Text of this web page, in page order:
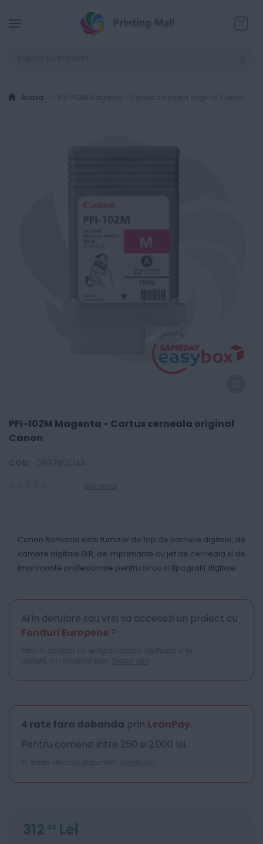
Acasă PFI-102M Magenta - Cartus cerneala original Canon
PFI-102M Magenta - Cartus cerneala original
Canon
Canon Romania este furnizor de top de camere digitale, de
camere digitale SLR, de imprimante cu jet de cerneala si de
imprimante profesionale pentru birou si tipografii digitale.
Ai in derulare sau vrei sa accesezi un proiect cu
Fonduri Europene ?
Intra in contact cu echipa noastra dedicata si te
ajutam cu urmatorii pasi. Detalii aici
4 rate fara dobanda prin LeanPay.
Pentru comenzi intre 250 si 2.000 lei.
In limita stocului disponibil. Detalii aici
312 35 Lei